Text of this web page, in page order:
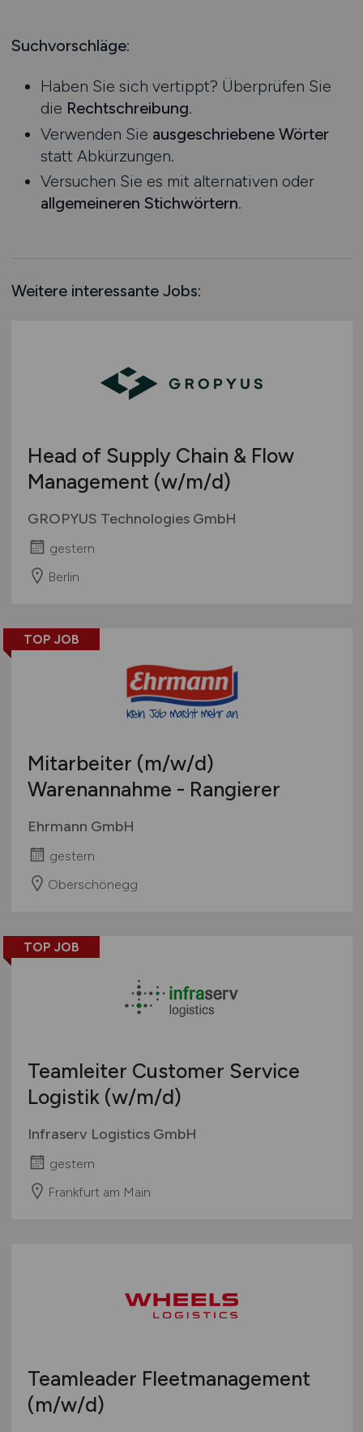
Schienen- / Straßen- / Luft- / Seefracht
Supply Chain Management
Vertrieb / Verkauf / Handel
Zoll / Behörden
Sonstige
Mecklenburg-Vorpommern
Nordrhein-Westfalen
Rheinland-Pfalz
Saarland
Sachsen
Sachsen-Anhalt
Schleswig-Holstein
Schweiz
Suchvorschläge:
Haben Sie sich vertippt? Überprüfen Sie
die Rechtschreibung.
Verwenden Sie ausgeschriebene Wörter
statt Abkürzungen.
Versuchen Sie es mit alternativen oder
allgemeineren Stichwörtern.
Weitere interessante Jobs:
Head of Supply Chain & Flow
Management (w/m/d)
GROPYUS Technologies GmbH
gestern
Berlin
TOP JOB
Mitarbeiter (m/w/d)
Warenannahme - Rangierer
Ehrmann GmbH
gestern
Oberschönegg
TOP JOB
Teamleiter Customer Service
Logistik (w/m/d)
Infraserv Logistics GmbH
gestern
Frankfurt am Main
Teamleader Fleetmanagement
(m/w/d)